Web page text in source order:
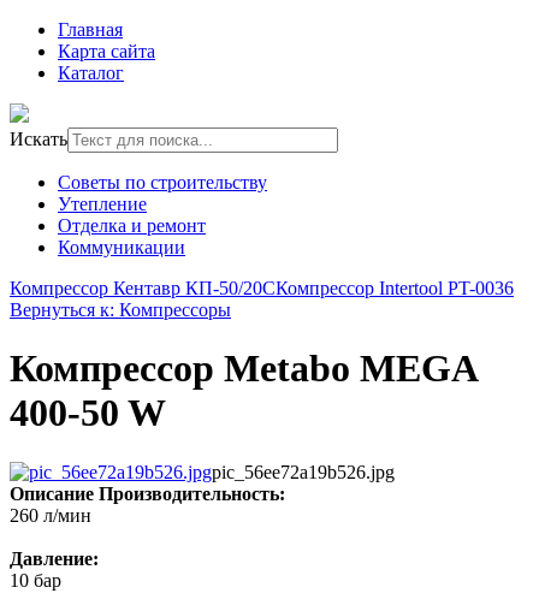
Главная
Карта сайта
Каталог
Искать
Советы по строительству
Утепление
Отделка и ремонт
Коммуникации
Компрессор Кентавр КП-50/20СКомпрессор Intertool PT-0036
Вернуться к: Компрессоры
Компрессор Metabo MEGA
400-50 W
pic_56ee72a19b526.jpg
Описание Производительность:
260 л/мин
Давление:
10 бар